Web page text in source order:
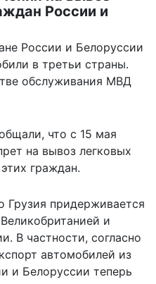
России и
России и Белоруссии
в третьи страны.
обслуживания МВД
что с 15 мая
на вывоз легковых
граждан.
Грузия придерживается
и
В частности, согласно
автомобилей из
и Белоруссии теперь